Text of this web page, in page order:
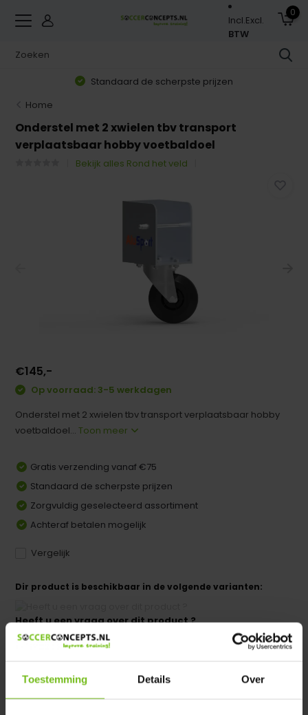
Toestemming Details Over
Incl.Excl.
BTW
0
Standaard de scherpste prijzen
Home
Onderstel met 2 xwielen tbv transport
verplaatsbaar hobby voetbaldoel
Bekijk alles Rond het veld
€145,-
Op voorraad: 3-5 werkdagen
Onderstel met 2 xwielen tbv transport verplaatsbaar hobby
voetbaldoel...Toon meer
Gratis verzending vanaf €75
Standaard de scherpste prijzen
Zorgvuldig geselecteerd assortiment
Achteraf betalen mogelijk
Vergelijk
Dir product is beschikbaar in de volgende varianten:
Heeft u een vraag over dit product ?
We helpen u graag met meer informatie